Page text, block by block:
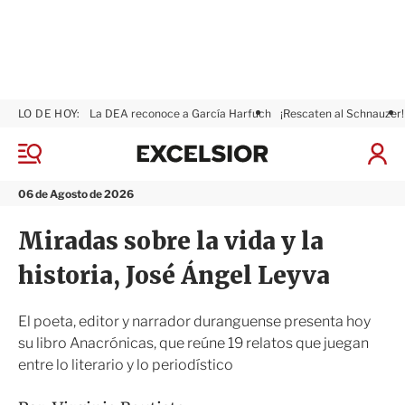
M
n
06 de Agosto de 2026
LO DE HOY: La DEA reconoce a García Harfuch ¡Rescaten al Schnauzer!
I
x
i
r
Miradas sobre la vida y la
historia, José Ángel Leyva
El poeta, editor y narrador duranguense presenta hoy
su libro Anacrónicas, que reúne 19 relatos que juegan
entre lo literario y lo periodístico